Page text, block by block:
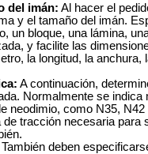
del imán: Al hacer el
y el tamaño del imán.
un bloque, una lámina,
y facilite las
la longitud, la anchura,
A continuación,
Normalmente se indica
neodimio, como N35, N42
tracción necesaria para
También deben